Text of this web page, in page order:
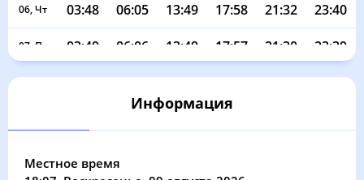
06, Чт 03:48 06:05 13:49 17:58 21:32 23:40
07, Пт 03:49 06:06 13:49 17:57 21:30 23:39
03:50 06:08 13:49 17:56 21:28 23:38
Информация
Местное время